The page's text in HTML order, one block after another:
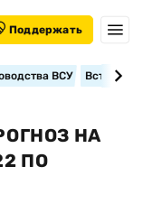
Поддержать
ВСУ
НА
ПО